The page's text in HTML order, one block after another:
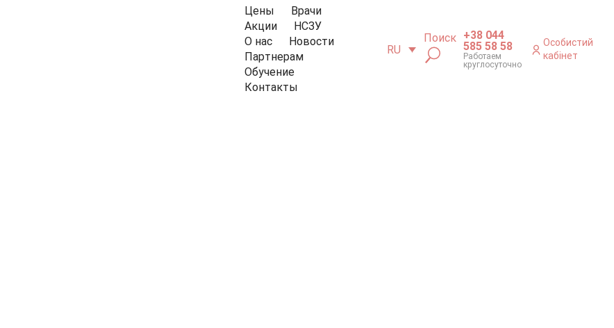
Цены
Врачи
Акции
НСЗУ
О нас
Новости
Партнерам
Обучение
Контакты
RU
Поиск +38 044
585 58 58
Работаем
круглосуточно
Особистий
кабінет